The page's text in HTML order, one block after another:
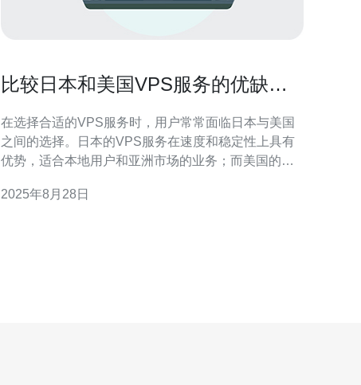
比较日本和美国VPS服务的优缺点
在选择合适的VPS服务时，用户常常面临日本与美国
之间的选择。日本的VPS服务在速度和稳定性上具有
优势，适合本地用户和亚洲市场的业务；而美国的
本文将详细分析两者的优缺点与适用场景，助您做出
2025年8月28日